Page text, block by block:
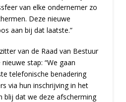
van elke ondernemer zo
Deze nieuwe
aan bij dat laatste.”
van de Raad van Bestuur
stap: “We gaan
telefonische benadering
via hun inschrijving in het
blij dat we deze afscherming